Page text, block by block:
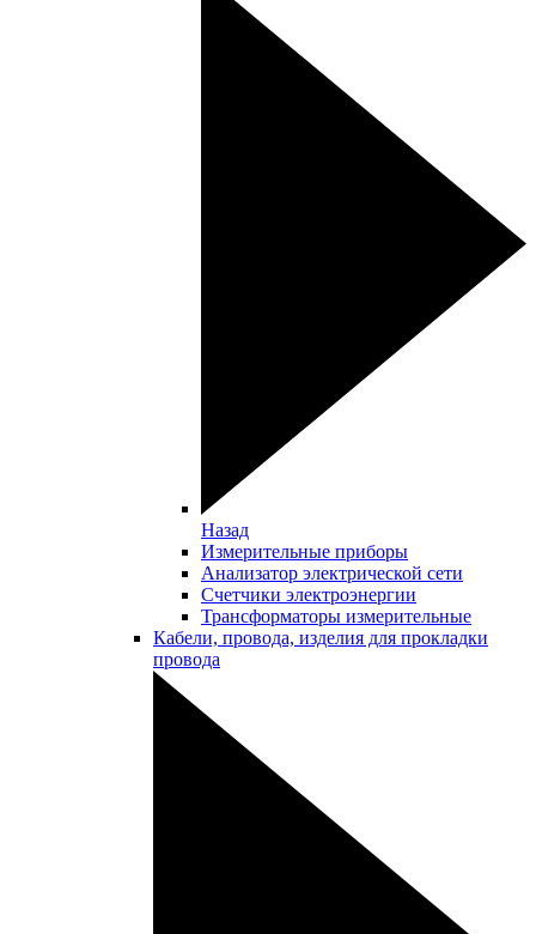
Назад
Измерительные приборы
Анализатор электрической сети
Счетчики электроэнергии
Трансформаторы измерительные
Кабели, провода, изделия для прокладки
провода